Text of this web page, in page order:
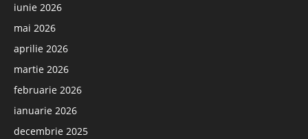
iunie 2026
mai 2026
aprilie 2026
martie 2026
februarie 2026
ianuarie 2026
decembrie 2025